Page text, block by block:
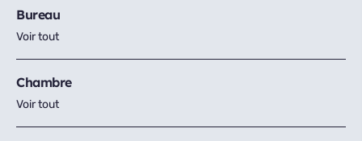
Bureau
Voir tout
Chambre
Voir tout